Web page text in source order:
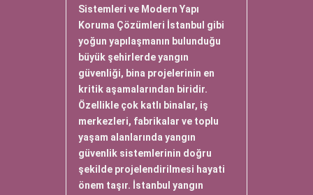
Sistemleri ve Modern Yapı
Koruma Çözümleri İstanbul gibi
yoğun yapılaşmanın bulunduğu
büyük şehirlerde yangın
güvenliği, bina projelerinin en
kritik aşamalarından biridir.
Özellikle çok katlı binalar, iş
merkezleri, fabrikalar ve toplu
yaşam alanlarında yangın
güvenlik sistemlerinin doğru
şekilde projelendirilmesi hayati
önem taşır. İstanbul yangın